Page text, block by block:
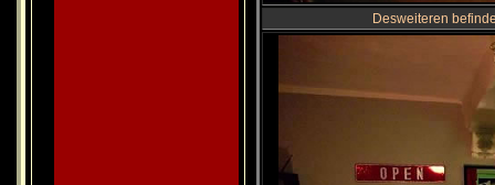
Desweiteren